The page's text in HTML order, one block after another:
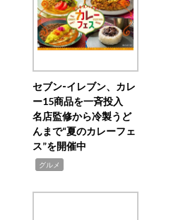
セブン‐イレブン、カレ
ー15商品を一斉投入
名店監修から冷製うど
んまで“夏のカレーフェ
ス”を開催中
グルメ